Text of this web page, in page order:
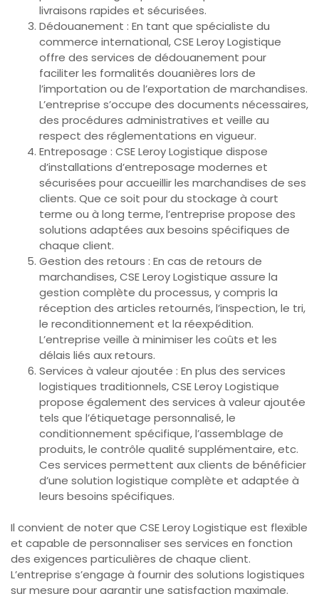
livraisons rapides et sécurisées.
Dédouanement : En tant que spécialiste du
commerce international, CSE Leroy Logistique
offre des services de dédouanement pour
faciliter les formalités douanières lors de
l’importation ou de l’exportation de marchandises.
L’entreprise s’occupe des documents nécessaires,
des procédures administratives et veille au
respect des réglementations en vigueur.
Entreposage : CSE Leroy Logistique dispose
d’installations d’entreposage modernes et
sécurisées pour accueillir les marchandises de ses
clients. Que ce soit pour du stockage à court
terme ou à long terme, l’entreprise propose des
solutions adaptées aux besoins spécifiques de
chaque client.
Gestion des retours : En cas de retours de
marchandises, CSE Leroy Logistique assure la
gestion complète du processus, y compris la
réception des articles retournés, l’inspection, le tri,
le reconditionnement et la réexpédition.
L’entreprise veille à minimiser les coûts et les
délais liés aux retours.
Services à valeur ajoutée : En plus des services
logistiques traditionnels, CSE Leroy Logistique
propose également des services à valeur ajoutée
tels que l’étiquetage personnalisé, le
conditionnement spécifique, l’assemblage de
produits, le contrôle qualité supplémentaire, etc.
Ces services permettent aux clients de bénéficier
d’une solution logistique complète et adaptée à
leurs besoins spécifiques.
Il convient de noter que CSE Leroy Logistique est flexible
et capable de personnaliser ses services en fonction
des exigences particulières de chaque client.
L’entreprise s’engage à fournir des solutions logistiques
sur mesure pour garantir une satisfaction maximale.